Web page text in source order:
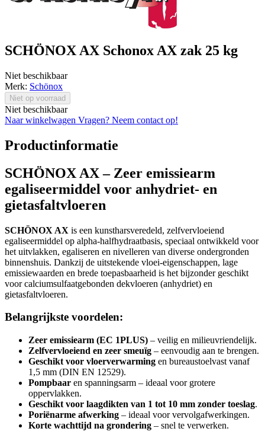
SCHÖNOX AX Schonox AX zak 25 kg
Niet beschikbaar
Merk: Schönox
Niet op voorraad
Niet beschikbaar
Naar winkelwagen Vragen? Neem contact op!
Productinformatie
SCHÖNOX AX – Zeer emissiearm
egaliseermiddel voor anhydriet- en
gietasfaltvloeren
SCHÖNOX AX is een kunstharsveredeld, zelfvervloeiend
egaliseermiddel op alpha-halfhydraatbasis, speciaal ontwikkeld voor
het uitvlakken, egaliseren en nivelleren van diverse ondergronden
binnenshuis. Dankzij de uitstekende vloei-eigenschappen, lage
emissiewaarden en brede toepasbaarheid is het bijzonder geschikt
voor calciumsulfaatgebonden dekvloeren (anhydriet) en
gietasfaltvloeren.
Belangrijkste voordelen:
Zeer emissiearm (EC 1PLUS) – veilig en milieuvriendelijk.
Zelfvervloeiend en zeer smeuïg – eenvoudig aan te brengen.
Geschikt voor vloerverwarming en bureaustoelvast vanaf
1,5 mm (DIN EN 12529).
Pompbaar en spanningsarm – ideaal voor grotere
oppervlakken.
Geschikt voor laagdikten van 1 tot 10 mm zonder toeslag.
Poriënarme afwerking – ideaal voor vervolgafwerkingen.
Korte wachttijd na grondering – snel te verwerken.